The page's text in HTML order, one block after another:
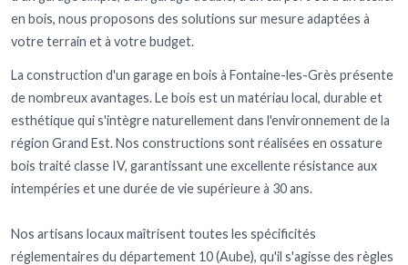
en bois, nous proposons des solutions sur mesure adaptées à
votre terrain et à votre budget.
La construction d'un garage en bois à Fontaine-les-Grès présente
de nombreux avantages. Le bois est un matériau local, durable et
esthétique qui s'intègre naturellement dans l'environnement de la
région Grand Est. Nos constructions sont réalisées en ossature
bois traité classe IV, garantissant une excellente résistance aux
intempéries et une durée de vie supérieure à 30 ans.
Nos artisans locaux maîtrisent toutes les spécificités
réglementaires du département 10 (Aube), qu'il s'agisse des règles